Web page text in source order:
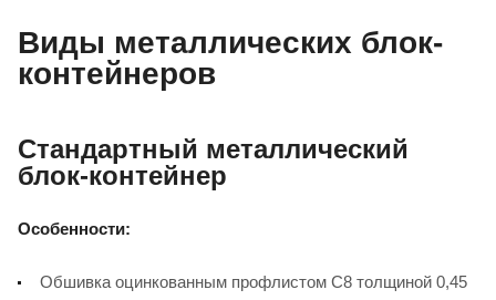
Виды металлических блок-
контейнеров
Стандартный металлический
блок-контейнер
Особенности:
Обшивка оцинкованным профлистом С8 толщиной 0,45